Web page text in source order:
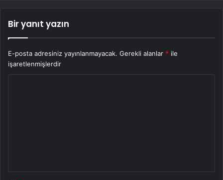
Bir yanıt yazın
E-posta adresiniz yayınlanmayacak. Gerekli alanlar * ile
işaretlenmişlerdir